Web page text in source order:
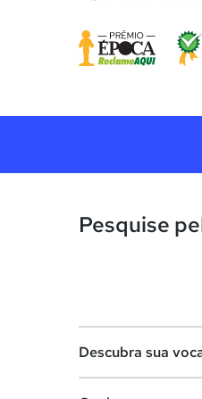
Pesquise
Descubra sua